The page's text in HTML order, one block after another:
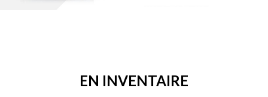
EN INVENTAIRE